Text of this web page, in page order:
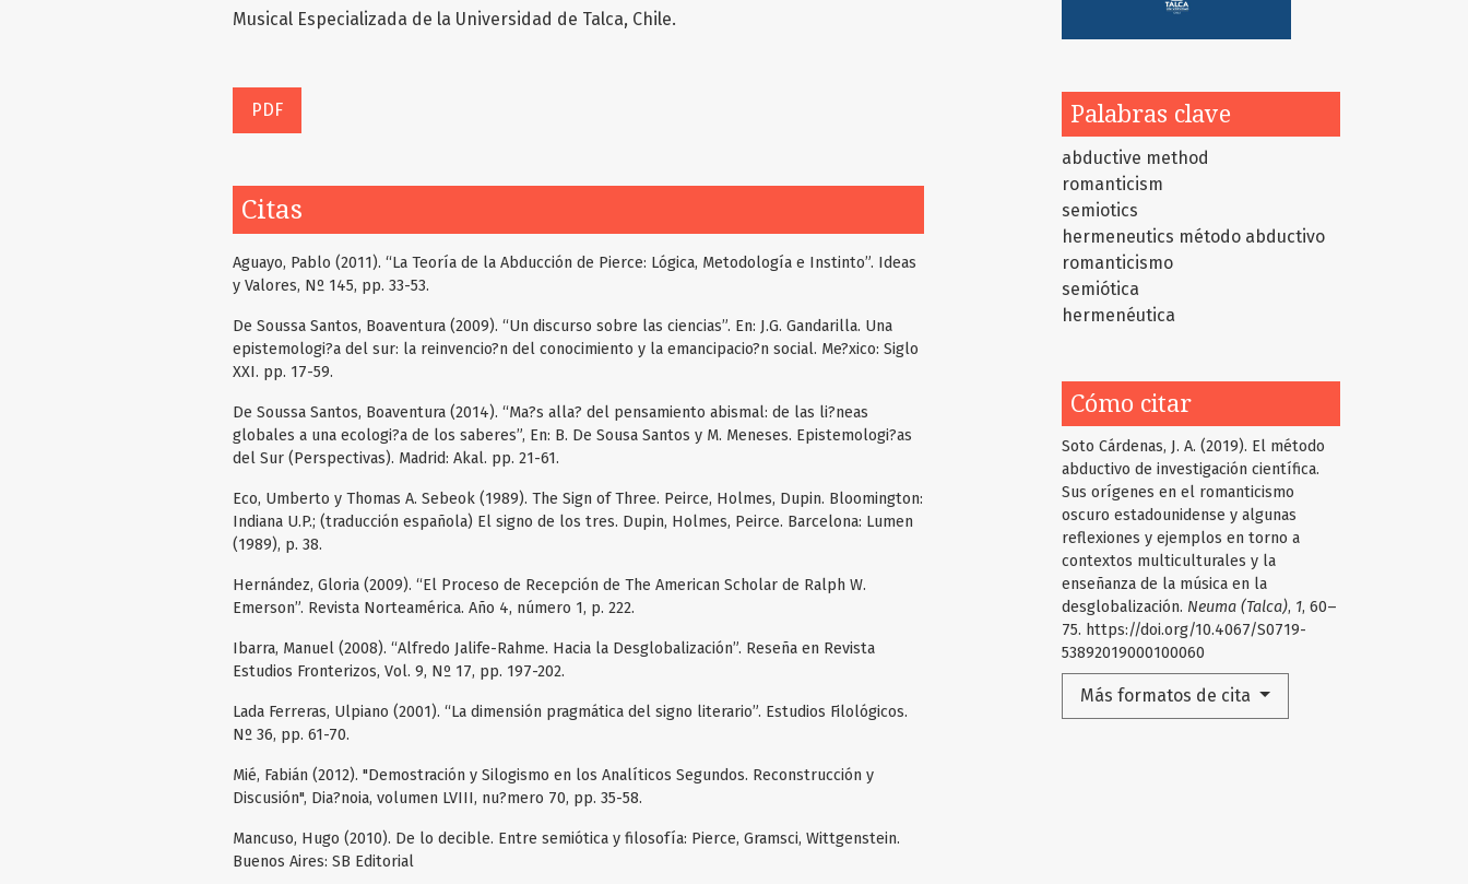
Palabras clave
abductive method
romanticism
semiotics
hermeneutics método abductivo
romanticismo
semiótica
hermenéutica
Cómo citar
Soto Cárdenas, J. A. (2019). El método
abductivo de investigación científica.
Sus orígenes en el romanticismo
oscuro estadounidense y algunas
reflexiones y ejemplos en torno a
contextos multiculturales y la
enseñanza de la música en la
desglobalización. Neuma (Talca), 1, 60–
75. https://doi.org/10.4067/S0719-
53892019000100060
Más formatos de cita
Musical Especializada de la Universidad de Talca, Chile.
PDF
Citas
Aguayo, Pablo (2011). “La Teoría de la Abducción de Pierce: Lógica, Metodología e Instinto”. Ideas
y Valores, Nº 145, pp. 33-53.
De Soussa Santos, Boaventura (2009). “Un discurso sobre las ciencias”. En: J.G. Gandarilla. Una
epistemologi?a del sur: la reinvencio?n del conocimiento y la emancipacio?n social. Me?xico: Siglo
XXI. pp. 17-59.
De Soussa Santos, Boaventura (2014). “Ma?s alla? del pensamiento abismal: de las li?neas
globales a una ecologi?a de los saberes”, En: B. De Sousa Santos y M. Meneses. Epistemologi?as
del Sur (Perspectivas). Madrid: Akal. pp. 21-61.
Eco, Umberto y Thomas A. Sebeok (1989). The Sign of Three. Peirce, Holmes, Dupin. Bloomington:
Indiana U.P.; (traducción española) El signo de los tres. Dupin, Holmes, Peirce. Barcelona: Lumen
(1989), p. 38.
Hernández, Gloria (2009). “El Proceso de Recepción de The American Scholar de Ralph W.
Emerson”. Revista Norteamérica. Año 4, número 1, p. 222.
Ibarra, Manuel (2008). “Alfredo Jalife-Rahme. Hacia la Desglobalización”. Reseña en Revista
Estudios Fronterizos, Vol. 9, Nº 17, pp. 197-202.
Lada Ferreras, Ulpiano (2001). “La dimensión pragmática del signo literario”. Estudios Filológicos.
Nº 36, pp. 61-70.
Mié, Fabián (2012). "Demostración y Silogismo en los Analíticos Segundos. Reconstrucción y
Discusión", Dia?noia, volumen LVIII, nu?mero 70, pp. 35-58.
Mancuso, Hugo (2010). De lo decible. Entre semiótica y filosofía: Pierce, Gramsci, Wittgenstein.
Buenos Aires: SB Editorial